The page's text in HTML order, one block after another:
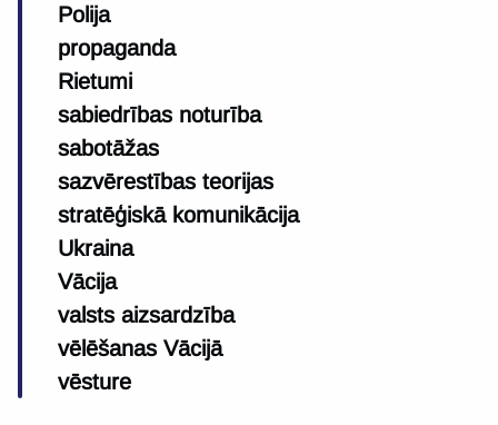
Polija
propaganda
Rietumi
sabiedrības noturība
sabotāžas
sazvērestības teorijas
stratēģiskā komunikācija
Ukraina
Vācija
valsts aizsardzība
vēlēšanas Vācijā
vēsture